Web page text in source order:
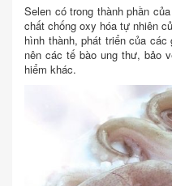
Selen có trong thành phần
chất chống oxy hóa tự nhiên
hình thành, phát triển của
nên các tế bào ung thư, bảo
hiểm khác.